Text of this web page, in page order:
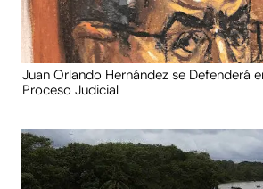
Juan Orlando Hernández se Defenderá
Proceso Judicial